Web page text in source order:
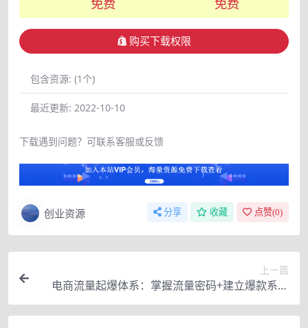
购买下载权限
包含资源: (1个)
最近更新: 2022-10-10
下载遇到问题？可联系客服或反馈
创业资源 分享 收藏 点赞(0)
上一篇
电商流量起爆体系：掌握流量密码+建立爆款系统
+复制爆款团队（价值599）